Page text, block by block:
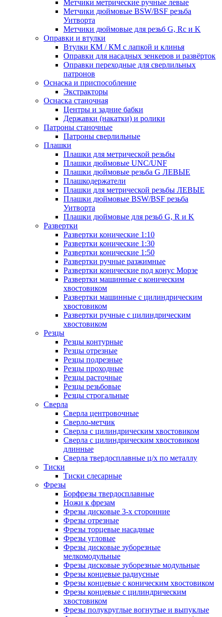
Метчики метрические ручные левые
Метчики дюймовые BSW/BSF резьба
Уитворта
Метчики дюймовые для резьб G, Rc и K
Оправки и втулки
Втулки КМ / КМ с лапкой и клинья
Оправки для насадных зенкеров и развёрток
Оправки переходные для сверлильных
патронов
Оснаска и приспособление
Экстракторы
Оснаска станочная
Центры и задние бабки
Державки (накатки) и ролики
Патроны станочные
Патроны сверлильные
Плашки
Плашки для метрической резьбы
Плашки дюймовые UNC/UNF
Плашки дюймовые резьба G ЛЕВЫЕ
Плашкодержатели
Плашки для метрической резьбы ЛЕВЫЕ
Плашки дюймовые BSW/BSF резьба
Уитворта
Плашки дюймовые для резьб G, R и K
Развертки
Развертки конические 1:10
Развертки конические 1:30
Развертки конические 1:50
Развертки ручные разжимные
Развертки конические под конус Морзе
Развертки машинные с коническим
хвостовиком
Развертки машинные с цилиндрическим
хвостовиком
Развертки ручные с цилиндрическим
хвостовиком
Резцы
Резцы контурные
Резцы отрезные
Резцы подрезные
Резцы проходные
Резцы расточные
Резцы резьбовые
Резцы строгальные
Сверла
Сверла центровочные
Сверло-метчик
Сверла с цилиндрическим хвостовиком
Сверла с цилиндрическим хвостовиком
длинные
Сверла твердосплавные ц/х по металлу
Тиски
Тиски слесарные
Фрезы
Борфрезы твердосплавные
Ножи к фрезам
Фрезы дисковые 3-х сторонние
Фрезы отрезные
Фрезы торцевые насадные
Фрезы угловые
Фрезы дисковые зуборезные
мелкомодульные
Фрезы дисковые зуборезные модульные
Фрезы концевые радиусные
Фрезы концевые с коническим хвостовиком
Фрезы концевые с цилиндрическим
хвостовиком
Фрезы полукруглые вогнутые и выпуклые